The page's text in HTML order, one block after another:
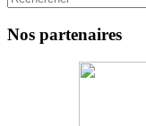
Nos partenaires